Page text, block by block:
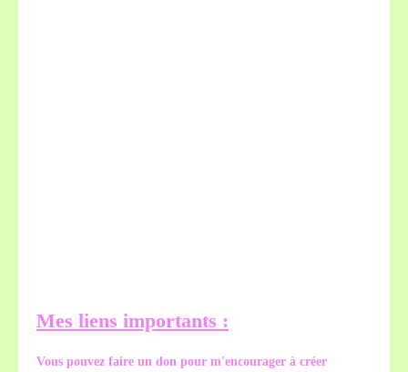
Mes liens importants :
Vous pouvez faire un don pour m'encourager à créer